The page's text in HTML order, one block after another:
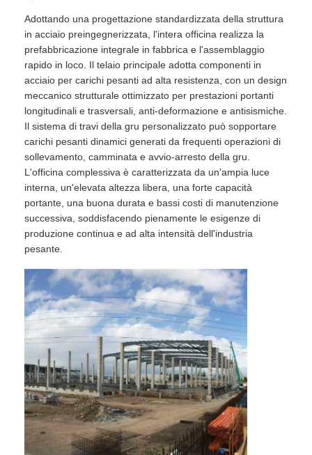
Chiedi un preventivo
Struttura in acciaio prefabbricato
Magazzino della struttura in acciaio
Workshop della struttura in acciaio
Edificio della struttura in acciaio
Costruzione della struttura in acciaio
Edificio a telaio in acciaio
Montaggio della struttura d'acciaio
Materiale da costruzione in acciaio
pollame
Adottando una progettazione standardizzata della struttura
in acciaio preingegnerizzata, l'intera officina realizza la
prefabbricazione integrale in fabbrica e l'assemblaggio
rapido in loco. Il telaio principale adotta componenti in
acciaio per carichi pesanti ad alta resistenza, con un design
meccanico strutturale ottimizzato per prestazioni portanti
longitudinali e trasversali, anti-deformazione e antisismiche.
Il sistema di travi della gru personalizzato può sopportare
carichi pesanti dinamici generati da frequenti operazioni di
sollevamento, camminata e avvio-arresto della gru.
L'officina complessiva è caratterizzata da un'ampia luce
interna, un'elevata altezza libera, una forte capacità
portante, una buona durata e bassi costi di manutenzione
successiva, soddisfacendo pienamente le esigenze di
produzione continua e ad alta intensità dell'industria
pesante.